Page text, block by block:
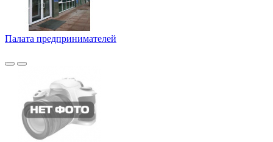
Палата предпринимателей